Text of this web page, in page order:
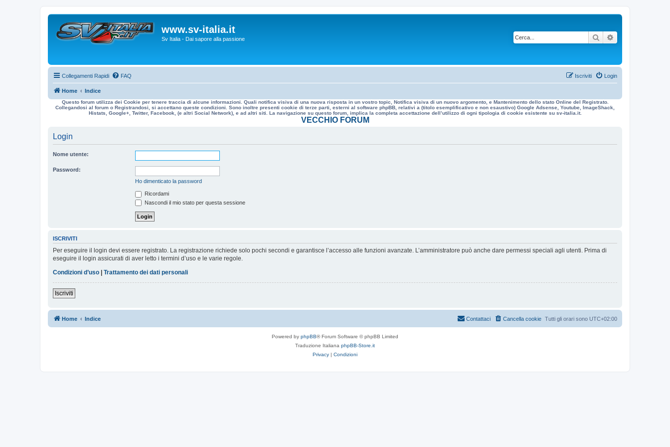
www.sv-italia.it
Sv Italia - Dai sapore alla passione Cerca
Collegamenti Rapidi FAQ Login
Iscriviti
Home Indice
Questo forum utilizza dei Cookie per tenere traccia di alcune informazioni. Quali notifica visiva di una nuova risposta in un vostro topic, Notifica visiva di un nuovo argomento, e Mantenimento dello stato Online del Registrato.
Collegandosi al forum o Registrandosi, si accettano queste condizioni. Sono inoltre presenti cookie di terze parti, esterni al software phpBB, relativi a (titolo esemplificativo e non esaustivo) Google Adsense, Youtube, ImageShack,
Histats, Google+, Twitter, Facebook, (e altri Social Network), e ad altri siti. La navigazione su questo forum, implica la completa accettazione dell’utilizzo di ogni tipologia di cookie esistente su sv-italia.it.
VECCHIO FORUM
Login
Nome utente:
Password:
Ho dimenticato la password
Ricordami
Nascondi il mio stato per questa sessione
ISCRIVITI
Per eseguire il login devi essere registrato. La registrazione richiede solo pochi secondi e garantisce l’accesso alle funzioni avanzate. L’amministratore può anche dare permessi speciali agli utenti. Prima di
eseguire il login assicurati di aver letto i termini d’uso e le varie regole.
Condizioni d’uso | Trattamento dei dati personali
Iscriviti
Home Indice Tutti gli orari sono UTC+02:00
Cancella cookie
Contattaci
Powered by phpBB® Forum Software © phpBB Limited
Traduzione Italiana phpBB-Store.it
Privacy | Condizioni